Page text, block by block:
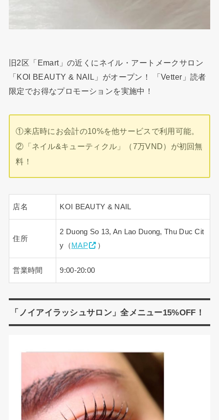
旧2区「Emart」の近くにネイル・アートメークサロン
「KOI BEAUTY & NAIL」がオープン！ 「Vetter」読者
限定でお得なプロモーションを実施中！
①来店時にお会計の10%を他サービスで利用可能。
②「ネイル&キューティクル」（7万VND）が初回無
料！
店名 KOI BEAUTY & NAIL
住所
2 Duong So 13, An Lao Duong, Thu Duc Cit
y（ MAP ）
営業時間 9:00-20:00
「ノイアイラッシュサロン」全メニュー15%OFF！